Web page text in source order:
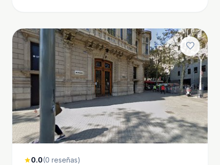
favorite
star0.0(0 reseñas)